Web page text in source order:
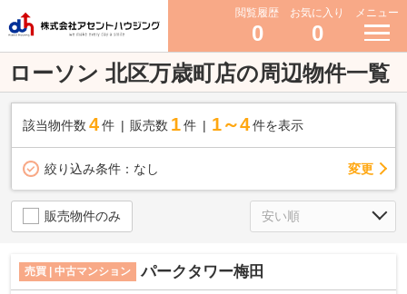
閲覧履歴
0
お気に入り
0
メニュー
ローソン 北区万歳町店の周辺物件一覧
該当物件数 4件 販売数 1 件 1～4 件を表示
絞り込み条件： なし 変更
販売物件のみ
売買 | 中古マンション パークタワー梅田